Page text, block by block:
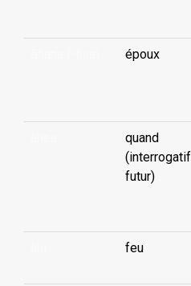
époux
quand
(interrogatif
futur)
feu